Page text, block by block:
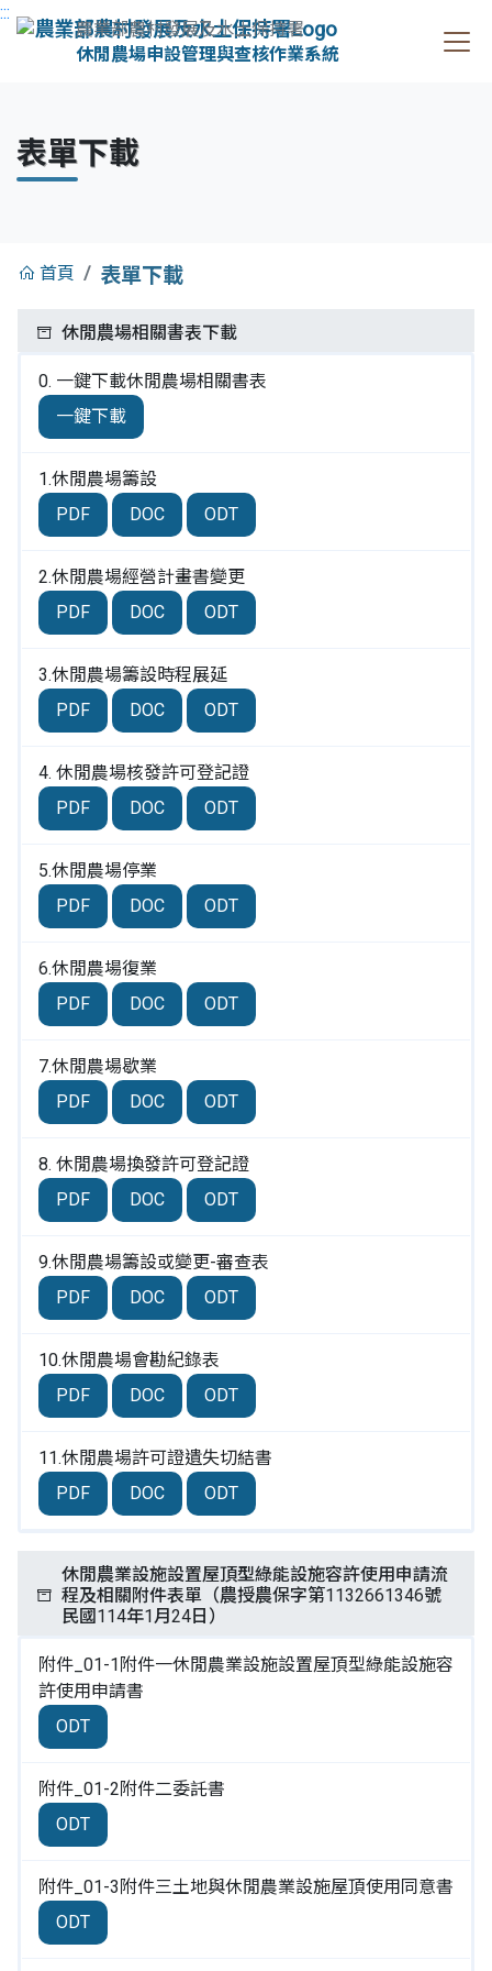
:::
農業部農村發展及水土保持署
休閒農場申設管理與查核作業系統
表單下載
::: 首頁 表單下載
休閒農場相關書表下載
0. 一鍵下載休閒農場相關書表
一鍵下載
1.休閒農場籌設
PDF
DOC ODT
2.休閒農場經營計畫書變更
PDF
DOC ODT
3.休閒農場籌設時程展延
PDF
DOC ODT
4. 休閒農場核發許可登記證
PDF
DOC ODT
5.休閒農場停業
PDF
DOC ODT
6.休閒農場復業
PDF
DOC ODT
7.休閒農場歇業
PDF
DOC ODT
8. 休閒農場換發許可登記證
PDF
DOC ODT
9.休閒農場籌設或變更-審查表
PDF
DOC ODT
10.休閒農場會勘紀錄表
PDF
DOC ODT
11.休閒農場許可證遺失切結書
PDF
DOC ODT
休閒農業設施設置屋頂型綠能設施容許使用申請流
程及相關附件表單（農授農保字第1132661346號
民國114年1月24日）
附件_01-1附件一休閒農業設施設置屋頂型綠能設施容
許使用申請書
ODT
附件_01-2附件二委託書
ODT
附件_01-3附件三土地與休閒農業設施屋頂使用同意書
ODT